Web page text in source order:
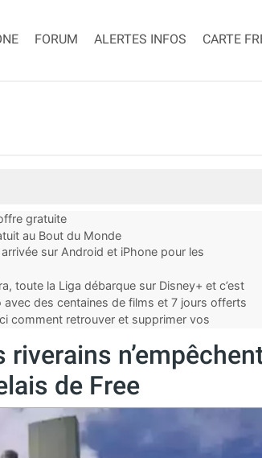
FORUM ALERTES INFOS CARTE
gratuite
au Bout du Monde
sur Android et iPhone pour les
toute la Liga débarque sur Disney+ et c’est
des centaines de films et 7 jours offerts
comment retrouver et supprimer vos
riverains
de Free